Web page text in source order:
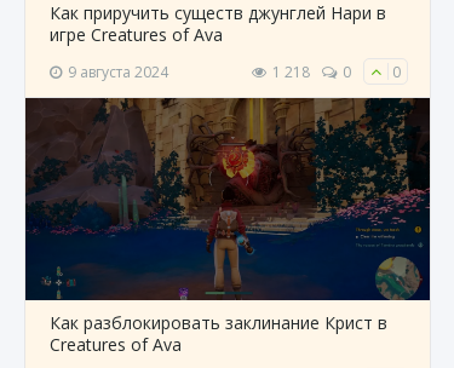
Как приручить существ джунглей Нари в
игре Creatures of Ava
9 августа 2024 1 218 0 0
Как разблокировать заклинание Крист в
Creatures of Ava